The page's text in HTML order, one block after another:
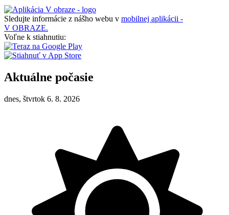
Sledujte informácie z nášho webu v mobilnej aplikácii -
V OBRAZE.
Voľne k stiahnutiu:
Aktuálne počasie
dnes, štvrtok 6. 8. 2026